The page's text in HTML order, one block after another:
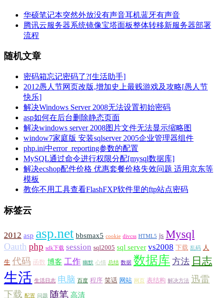
华硕笔记本突然外放没有声音耳机蓝牙有声音
腾讯云服务器系统镜像宝塔面板整体转移新服务器部署
流程
随机文章
密码箱忘记密码了?[生活助手]
2012愚人节网页改版,增加史上最贱游戏及攻略[愚人节
快乐]
解决Windows Server 2008无法设置初始密码
asp如何在后台删除静态页面
解决windows server 2008图片文件无法显示缩略图
window7家庭版 安装sqlserver 2005企业管理器组件
php.ini中error_reporting参数的配置
MySQL通过命令进行权限分配[mysql数据库]
解决ecshop配件价格 优惠套餐价格失效问题 适用京东等
模板
教你不用工具查看FlashFXP软件里的ftp站点密码
标签云
2012 asp asp.net bbsmax5 cookie divcss HTML5 js Mysql
Oauth php sdk下载 session sql2005 sql server vs2008 下载 乱码 人
生 代码 函数 博客 工作 幽默 心情 总结 数据 数据库 方法 日志
生活 生活日志 电脑 百度 程序 笑话 网站 网页 表结构 解决方法 迅雷
下载 配置 问题 随笔 高清